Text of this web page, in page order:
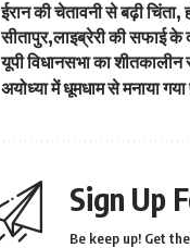
ईरान की चेतावनी से बढ़ी
सीतापुर,लाइब्रेरी की सफाई के
यूपी विधानसभा का
अयोध्या में धूमधाम से मनाया
Sign Up
Be keep up! Get